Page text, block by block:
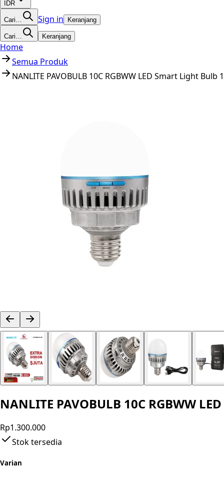
IDR
Cari… Sign in Keranjang
Cari… Keranjang
Home
Semua Produk
NANLITE PAVOBULB 10C RGBWW LED Smart Light Bulb
NANLITE PAVOBULB 10C RGBWW
Rp1.300.000
Stok tersedia
Varian